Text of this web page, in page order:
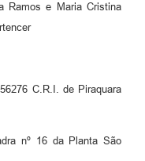
Ramos e Maria Cristina
C.R.I. de Piraquara
nº 16 da Planta São